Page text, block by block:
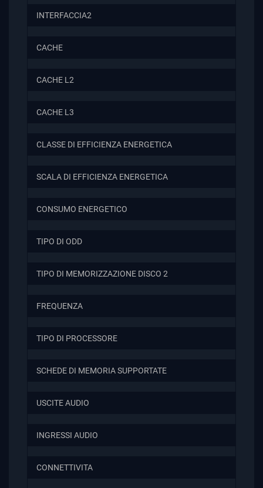
INTERFACCIA2
CACHE
CACHE L2
CACHE L3
CLASSE DI EFFICIENZA ENERGETICA
SCALA DI EFFICIENZA ENERGETICA
CONSUMO ENERGETICO
TIPO DI ODD
TIPO DI MEMORIZZAZIONE DISCO 2
FREQUENZA
TIPO DI PROCESSORE
SCHEDE DI MEMORIA SUPPORTATE
USCITE AUDIO
INGRESSI AUDIO
CONNETTIVITA